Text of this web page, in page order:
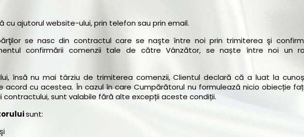
ajutorul website-ului, prin telefon sau prin email.
se nasc din contractul care se naşte între noi prin trimiterea şi
confirmării comenzii tale de către Vânzător, se naște între noi un
însă nu mai târziu de trimiterea comenzii, Clientul declară că a luat la
acord cu acestea. În cazul în care Cumpărătorul nu formulează nicio obiecție
contractului, sunt valabile fără alte excepții aceste condiții.
sunt:
şi